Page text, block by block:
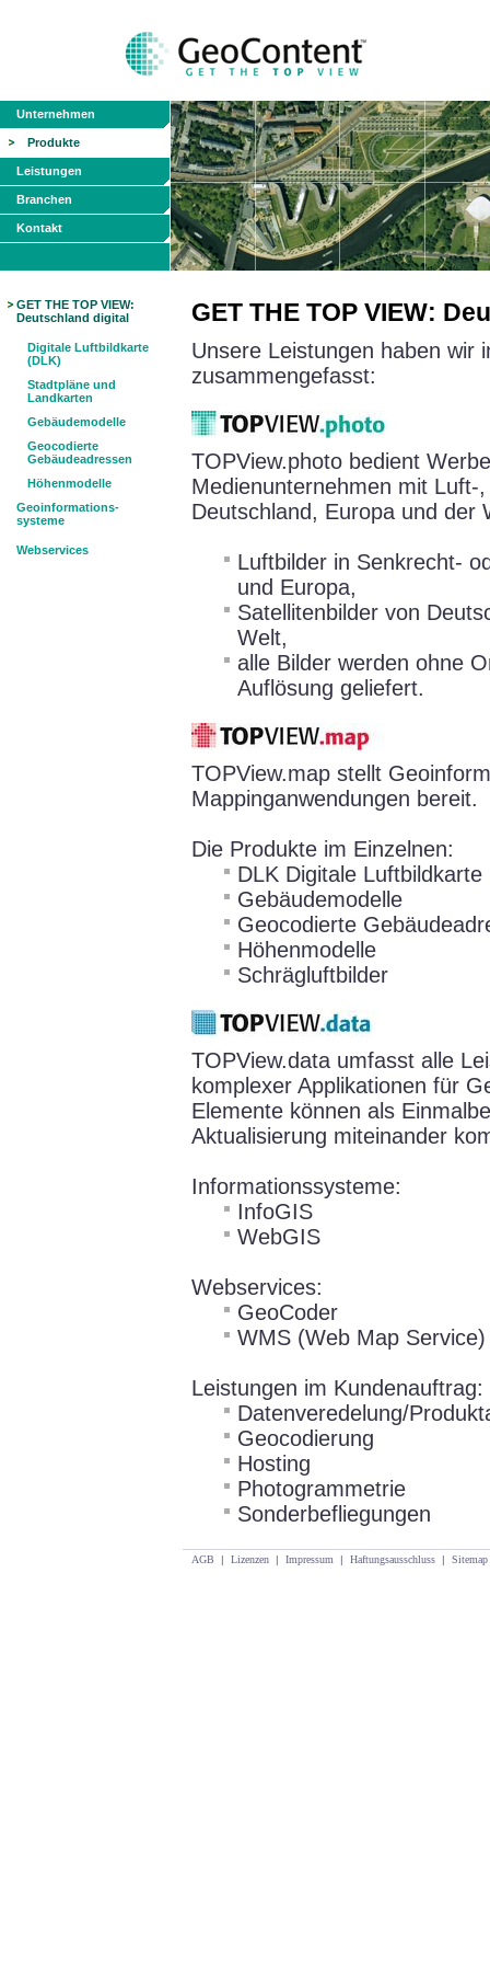
Unternehmen
Produkte
Leistungen
Branchen
Kontakt
GET THE TOP VIEW:
Deutschland digital
Digitale Luftbildkarte
(DLK)
Stadtpläne und
Landkarten
Gebäudemodelle
Geocodierte
Gebäudeadressen
Höhenmodelle
Geoinformations-
systeme
Webservices
GET THE TOP VIEW:
Unsere Leistungen haben wir
zusammengefasst:
TOPView.photo bedient
Medienunternehmen mit Luft-
Deutschland, Europa und der
Luftbilder in Senkrecht-
und Europa,
Satellitenbilder von
Welt,
alle Bilder werden ohne
Auflösung geliefert.
TOPView.map stellt
Mappinganwendungen bereit.
Die Produkte im Einzelnen:
DLK Digitale Luftbildkarte
Gebäudemodelle
Geocodierte
Höhenmodelle
Schrägluftbilder
TOPView.data umfasst alle
komplexer Applikationen für
Elemente können als
Aktualisierung miteinander
Informationssysteme:
InfoGIS
WebGIS
Webservices:
GeoCoder
WMS (Web Map Service)
Leistungen im Kundenauftrag:
Datenveredelung/
Geocodierung
Hosting
Photogrammetrie
Sonderbefliegungen
AGB | Lizenzen | Impressum | Haftungsausschluss | Sitemap